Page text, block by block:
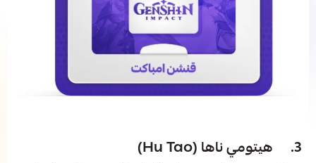
3. هيتومي ناها (Hu Tao)